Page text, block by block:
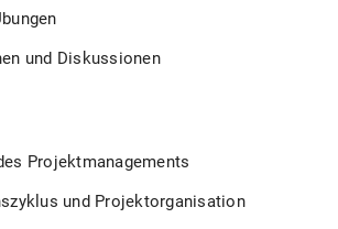
und Diskussionen
Projektmanagements
und Projektorganisation